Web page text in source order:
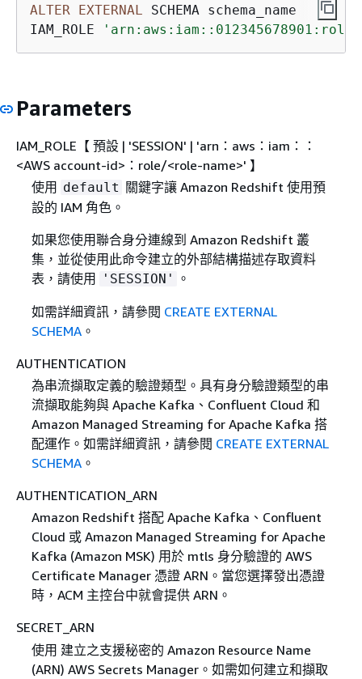
ALTER EXTERNAL
SCHEMA schema_name
IAM_ROLE
Parameters
IAM_ROLE【 預設 | 'SESSION' | 'arn：aws：iam：：
<AWS account-id>：role/<role-name>' 】
使用 default 關鍵字讓 Amazon Redshift 使用預
設的 IAM 角色。
如果您使用聯合身分連線到 Amazon Redshift 叢
集，並從使用此命令建立的外部結構描述存取資料
表，請使用
'SESSION' 。
如需詳細資訊，請參閱 CREATE EXTERNAL
SCHEMA。
AUTHENTICATION
為串流擷取定義的驗證類型。具有身分驗證類型的串
流擷取能夠與 Apache Kafka、Confluent Cloud 和
Amazon Managed Streaming for Apache Kafka 搭
配運作。如需詳細資訊，請參閱 CREATE EXTERNAL
SCHEMA。
AUTHENTICATION_ARN
Amazon Redshift 搭配 Apache Kafka、Confluent
Cloud 或 Amazon Managed Streaming for Apache
Kafka (Amazon MSK) 用於 mtls 身分驗證的 AWS
Certificate Manager 憑證 ARN。當您選擇發出憑證
時，ACM 主控台中就會提供 ARN。
SECRET_ARN
使用 建立之支援秘密的 Amazon Resource Name
(ARN) AWS Secrets Manager。如需如何建立和擷取